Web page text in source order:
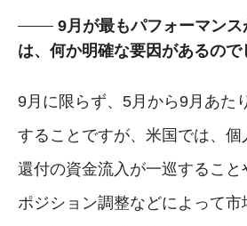
9月が最もパフォーマン
は、何か明確な要因があるので
9月に限らず、5月から9月あた
することですが、米国では、
還付の資金流入が一巡するこ
ポジション調整などによって